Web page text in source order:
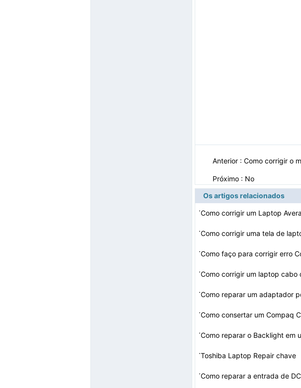
Anterior : Como corrigir o
Próximo : No
Os artigos relacionados
·Como corrigir um Laptop
·
·
·Como corrigir um laptop cabo
·
·Como consertar um Compaq
·Como reparar o Backlight em
·Toshiba Laptop Repair chave
·Como reparar a entrada de